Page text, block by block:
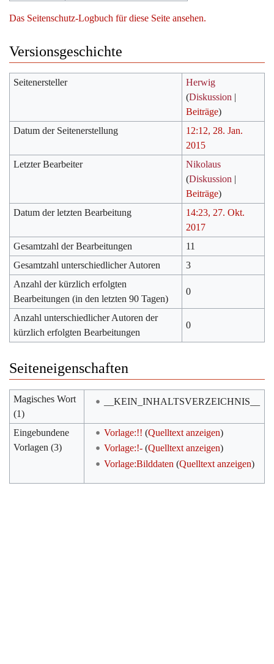
Das Seitenschutz-Logbuch für diese Seite ansehen.
Versionsgeschichte
Seitenersteller
Herwig
(Diskussion |
Beiträge)
Datum der Seitenerstellung
12:12, 28. Jan.
2015
Letzter Bearbeiter
Nikolaus
(Diskussion |
Beiträge)
Datum der letzten Bearbeitung
14:23, 27. Okt.
2017
Gesamtzahl der Bearbeitungen
11
Gesamtzahl unterschiedlicher Autoren
3
Anzahl der kürzlich erfolgten
Bearbeitungen (in den letzten 90 Tagen)
0
Anzahl unterschiedlicher Autoren der
kürzlich erfolgten Bearbeitungen
0
Seiteneigenschaften
Magisches Wort
(1)
__KEIN_INHALTSVERZEICHNIS__
Eingebundene
Vorlagen (3)
Vorlage:!! (Quelltext anzeigen)
Vorlage:!- (Quelltext anzeigen)
Vorlage:Bilddaten (Quelltext anzeigen)